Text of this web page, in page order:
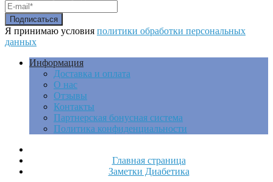
Я принимаю условия политики обработки персональных
данных
Информация
Доставка и оплата
О нас
Отзывы
Контакты
Партнерская бонусная система
Политика конфиденциальности
Главная страница
Заметки Диабетика